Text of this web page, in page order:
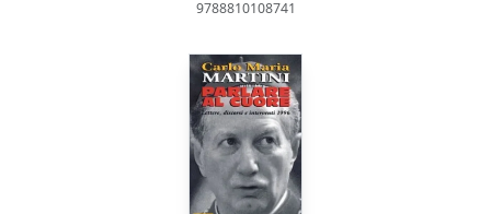
9788810108741